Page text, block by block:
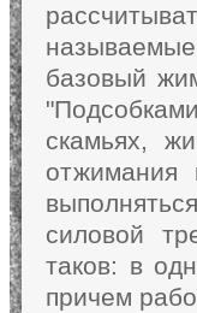
базовый
скамьях,
отжимания
силовой
таков: в
причем